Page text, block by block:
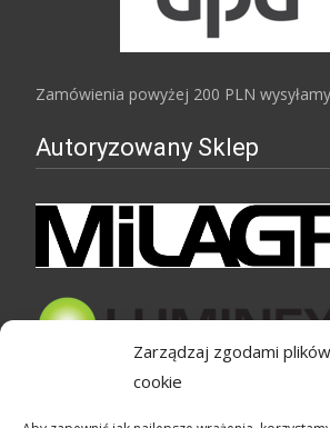
Zarządzaj zgodami plików
cookie
Zamówienia powyżej 200 PLN wysyłamy
Autoryzowany Sklep
Bezpieczne zakupy